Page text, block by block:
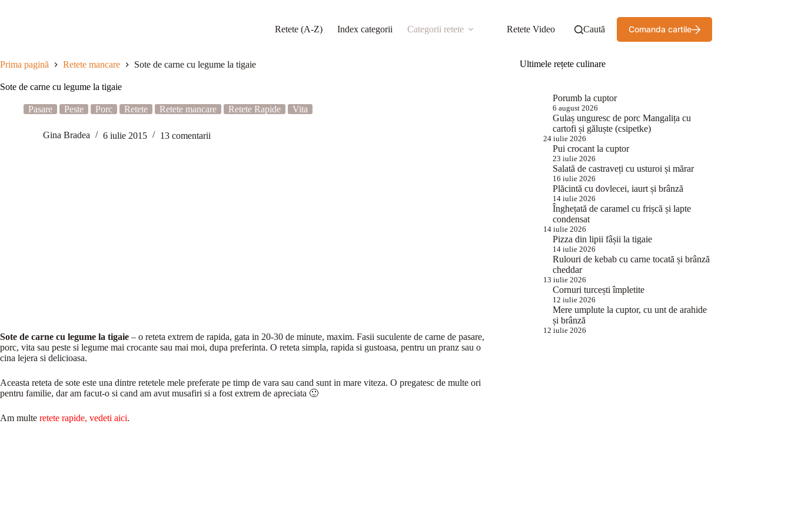
Retete (A-Z) Index categorii Categorii retete Retete Video Caută Comanda cartile
Prima pagină Retete mancare Sote de carne cu legume la tigaie
Sote de carne cu legume la tigaie
Pasare Peste Porc Retete Retete mancare Retete Rapide Vita
Gina Bradea 6 iulie 2015 13 comentarii
Sote de carne cu legume la tigaie – o reteta extrem de rapida, gata in 20-30 de minute, maxim. Fasii suculente de carne de pasare,
porc, vita sau peste si legume mai crocante sau mai moi, dupa preferinta. O reteta simpla, rapida si gustoasa, pentru un pranz sau o
cina lejera si delicioasa.
Aceasta reteta de sote este una dintre retetele mele preferate pe timp de vara sau cand sunt in mare viteza. O pregatesc de multe ori
pentru familie, dar am facut-o si cand am avut musafiri si a fost extrem de apreciata 🙂
Am multe retete rapide, vedeti aici.
Ultimele rețete culinare
Porumb la cuptor
6 august 2026
Gulaș unguresc de porc Mangalița cu
cartofi și găluște (csipetke)
24 iulie 2026
Pui crocant la cuptor
23 iulie 2026
Salată de castraveți cu usturoi și mărar
16 iulie 2026
Plăcintă cu dovlecei, iaurt și brânză
14 iulie 2026
Înghețată de caramel cu frișcă și lapte
condensat
14 iulie 2026
Pizza din lipii fâșii la tigaie
14 iulie 2026
Rulouri de kebab cu carne tocată și brânză
cheddar
13 iulie 2026
Cornuri turcești împletite
12 iulie 2026
Mere umplute la cuptor, cu unt de arahide
și brânză
12 iulie 2026